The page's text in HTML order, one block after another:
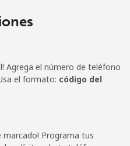
Agrega el número de teléfono
el formato: código del
marcado! Programa tus